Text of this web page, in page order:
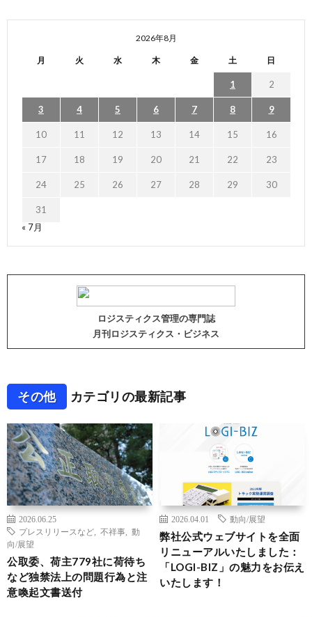
2026年8月
月 火 水 木 金 土 日
1 2
3 4 5 6 7 8 9
10 11 12 13 14 15 16
17 18 19 20 21 22 23
24 25 26 27 28 29 30
31
« 7月
ロジスティクス管理の専門誌
月刊ロジスティクス・ビジネス
その他 カテゴリの最新記事
2026.06.25
プレスリリースなど
不祥事
動
向/展望
公取委、荷主779社に荷待ち
など独禁法上の問題行為と注
意喚起文書送付
2026.04.01 動向/展望
弊社公式ウェブサイトを全面
リニューアルいたしました：
「LOGI-BIZ」の魅力をお伝え
いたします！